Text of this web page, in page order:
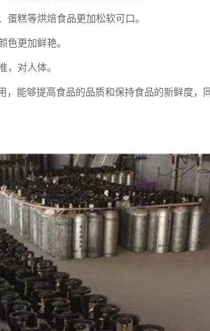
糕等烘焙食品更加松软可口。
色更加鲜艳。
，对人体。
能够提高食品的品质和保持食品的新鲜度，